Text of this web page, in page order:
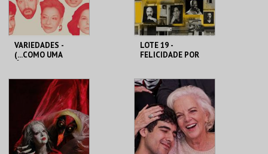
VARIEDADES -
(...COMO UMA
SATÍRICA.)
VARIEDADES
MAIS INFO
COMPRAR
LOTE 19 -
FELICIDADE POR
TEATRO
VARIEDADES
MAIS INFO
COMPRAR